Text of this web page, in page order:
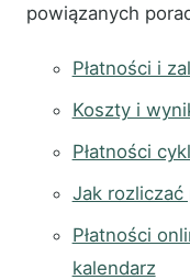
powiązanych
Płatności i
Koszty i
Płatności
Jak
Płatności
kalendarz